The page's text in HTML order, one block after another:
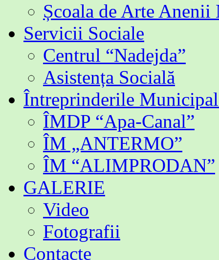
Școala de Arte Anenii
Servicii Sociale
Centrul “Nadejda”
Asistența Socială
Întreprinderile
ÎMDP “Apa-Canal”
ÎM „ANTERMO”
ÎM “ALIMPRODAN”
GALERIE
Video
Fotografii
Contacte